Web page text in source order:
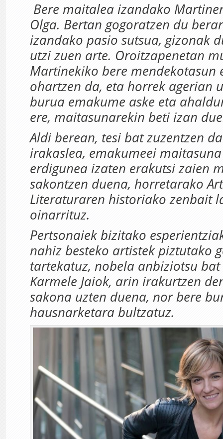
Bere maitalea izandako
Olga. Bertan gogoratzen du
izandako pasio sutsua, gizonak
utzi zuen arte. Oroitzapenetan
Martinekiko bere mendekotasun
ohartzen da, eta horrek agerian
burua emakume aske eta
ere, maitasunarekin beti izan
Aldi berean, tesi bat zuzentzen
irakaslea, emakumeei
erdigunea izaten erakutsi zaien
sakontzen duena, horretarako
Literaturaren historiako zenbait
oinarrituz.
Pertsonaiek bizitako
nahiz besteko artistek piztutako
tartekatuz, nobela anbiziotsu
Karmele Jaiok, arin irakurtzen
sakona uzten duena, nor bere
hausnarketara bultzatuz.